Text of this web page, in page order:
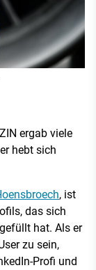
ergab viele
hebt sich
, ist
das sich
hat. Als er
zu sein,
Profi und